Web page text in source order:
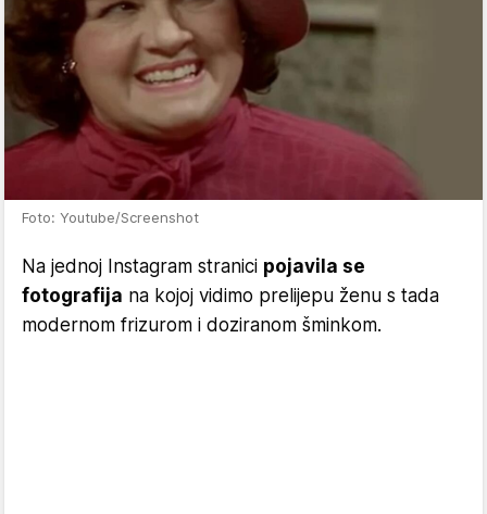
Foto: Youtube/Screenshot
Na jednoj Instagram stranici pojavila se
fotografija na kojoj vidimo prelijepu ženu s tada
modernom frizurom i doziranom šminkom.